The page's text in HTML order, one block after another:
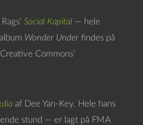
Social Kapital — hele
Wonder Under findes på
Commons’
af Dee Yan-Key. Hele hans
stund — er lagt på FMA